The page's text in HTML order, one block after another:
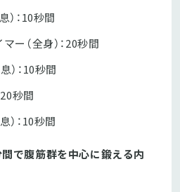
）：10秒間
ー（全身）：20秒間
）：10秒間
20秒間
）：10秒間
で腹筋群を中心に鍛える内